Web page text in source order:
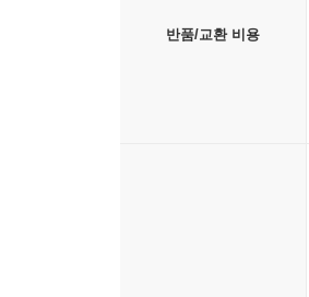
반품/교환 비용